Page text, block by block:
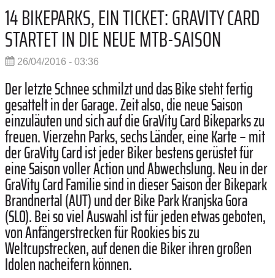
14 BIKEPARKS, EIN TICKET: GRAVITY CARD
STARTET IN DIE NEUE MTB-SAISON
26/04/2016 - 03:36
Der letzte Schnee schmilzt und das Bike steht fertig
gesattelt in der Garage. Zeit also, die neue Saison
einzuläuten und sich auf die GraVity Card Bikeparks zu
freuen. Vierzehn Parks, sechs Länder, eine Karte – mit
der GraVity Card ist jeder Biker bestens gerüstet für
eine Saison voller Action und Abwechslung. Neu in der
GraVity Card Familie sind in dieser Saison der Bikepark
Brandnertal (AUT) und der Bike Park Kranjska Gora
(SLO). Bei so viel Auswahl ist für jeden etwas geboten,
von Anfängerstrecken für Rookies bis zu
Weltcupstrecken, auf denen die Biker ihren großen
Idolen nacheifern können.